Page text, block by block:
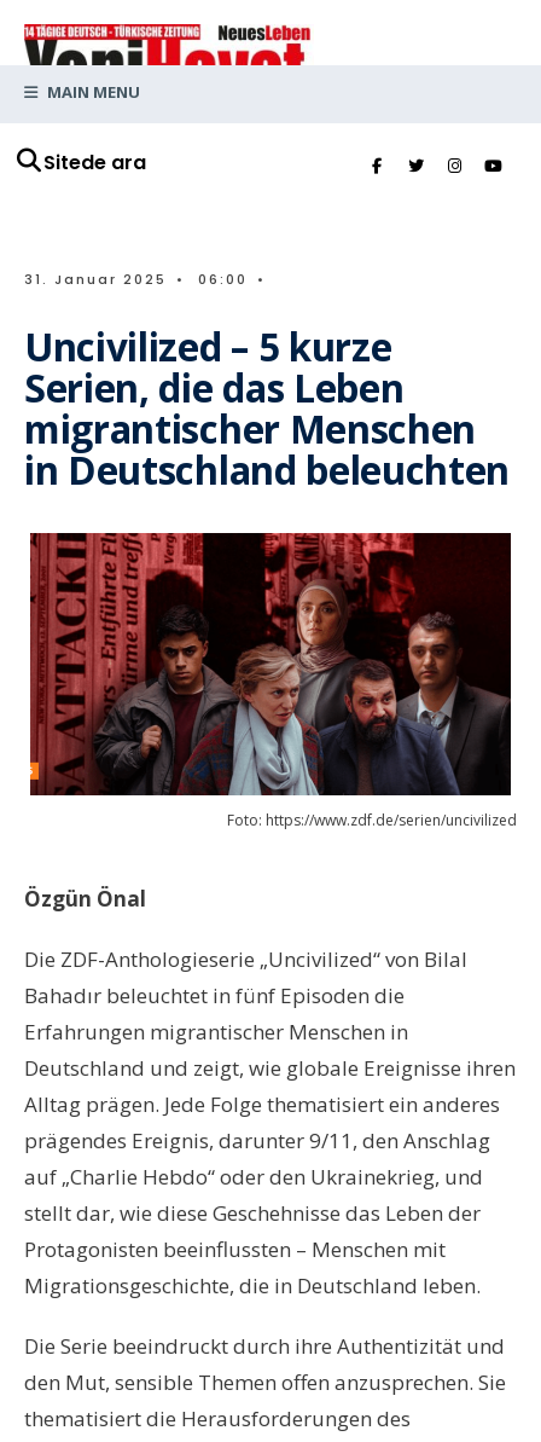
Sitede ara
MAIN MENU
31. Januar 2025 • 06:00 •
Uncivilized – 5 kurze
Serien, die das Leben
migrantischer Menschen
in Deutschland beleuchten
Foto: https://www.zdf.de/serien/uncivilized
Özgün Önal
Die ZDF-Anthologieserie „Uncivilized“ von Bilal
Bahadır beleuchtet in fünf Episoden die
Erfahrungen migrantischer Menschen in
Deutschland und zeigt, wie globale Ereignisse ihren
Alltag prägen. Jede Folge thematisiert ein anderes
prägendes Ereignis, darunter 9/11, den Anschlag
auf „Charlie Hebdo“ oder den Ukrainekrieg, und
stellt dar, wie diese Geschehnisse das Leben der
Protagonisten beeinflussten – Menschen mit
Migrationsgeschichte, die in Deutschland leben.
Die Serie beeindruckt durch ihre Authentizität und
den Mut, sensible Themen offen anzusprechen. Sie
thematisiert die Herausforderungen des